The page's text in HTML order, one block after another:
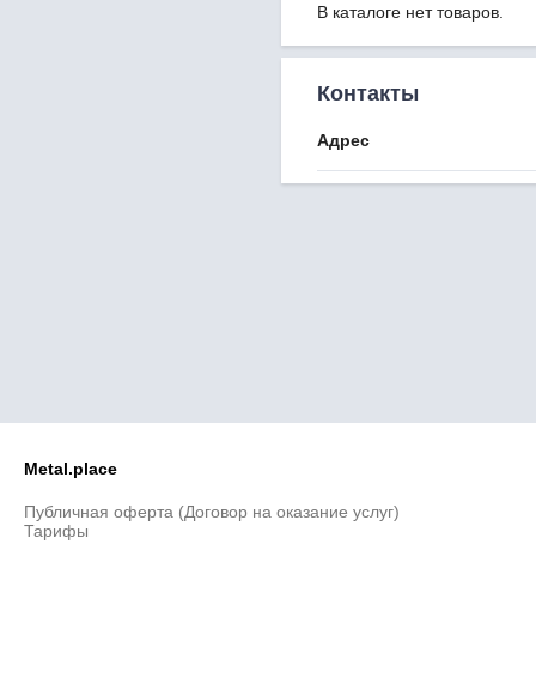
В каталоге нет товаров.
Контакты
Адрес
Metal.place
Публичная оферта (Договор на оказание услуг)
Тарифы